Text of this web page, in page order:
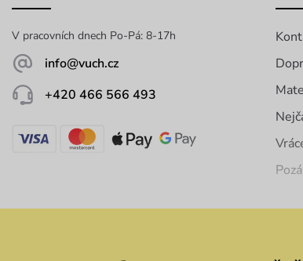
V pracovních dnech Po-Pá: 8-17h
info@vuch.cz
+420 466 566 493